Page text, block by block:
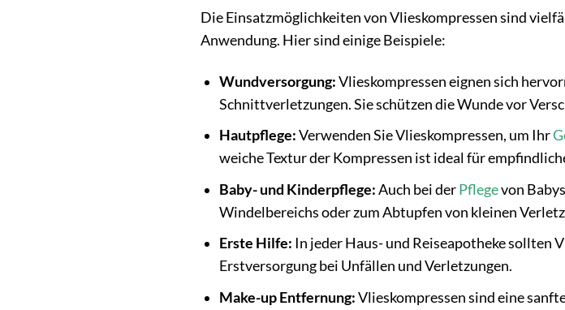
Die Einsatzmöglichkeiten von Vlieskompressen sind
Anwendung. Hier sind einige Beispiele:
Wundversorgung:Vlieskompressen eignen sich
Schnittverletzungen. Sie schützen die Wunde vor
Hautpflege:Verwenden Sie Vlieskompressen, um Ihr
weiche Textur der Kompressen ist ideal für
Baby- und Kinderpflege:Auch bei derPflegevon
Windelbereichs oder zum Abtupfen von kleinen
Erste Hilfe: In jeder Haus- und Reiseapotheke sollten
Erstversorgung bei Unfällen und Verletzungen.
Make-up Entfernung:Vlieskompressen sind eine